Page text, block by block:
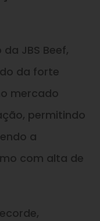
JBS Beef,
da forte
mercado
permitindo
a
com alta de